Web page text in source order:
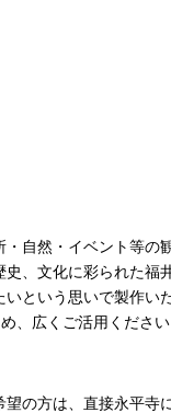
自然・イベント等の
、文化に彩られた福
という思いで製作い
、広くご活用くださ
望の方は、直接永平寺